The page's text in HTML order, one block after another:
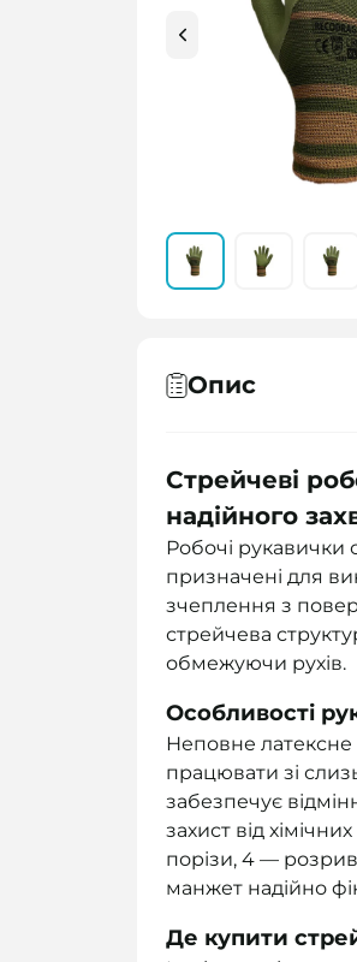
Опис
Стрейчеві
надійного
Робочі рукавички
призначені для
зчеплення з
стрейчева
обмежуючи рухів.
Особливості
Неповне
працювати зі
забезпечує
захист від
порізи, 4 —
манжет надійно
Де купити